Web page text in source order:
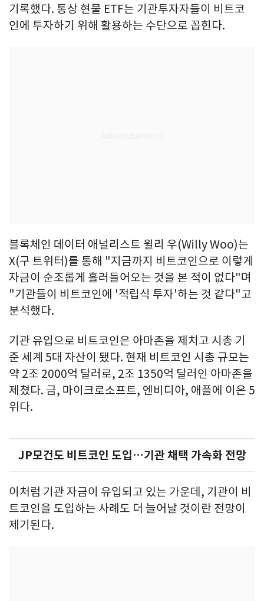
기록했다. 통상 현물 ETF는 기관투자자들이 비트코
인에 투자하기 위해 활용하는 수단으로 꼽힌다.
블록체인 데이터 애널리스트 윌리 우(Willy Woo)는
X(구 트위터)를 통해 "지금까지 비트코인으로 이렇게
자금이 순조롭게 흘러들어오는 것을 본 적이 없다"며
"기관들이 비트코인에 '적립식 투자'하는 것 같다"고
분석했다.
기관 유입으로 비트코인은 아마존을 제치고 시총 기
준 세계 5대 자산이 됐다. 현재 비트코인 시총 규모는
약 2조 2000억 달러로, 2조 1350억 달러인 아마존을
제쳤다. 금, 마이크로소프트, 엔비디아, 애플에 이은 5
위다.
JP모건도 비트코인 도입…기관 채택 가속화 전망
이처럼 기관 자금이 유입되고 있는 가운데, 기관이 비
트코인을 도입하는 사례도 더 늘어날 것이란 전망이
제기된다.